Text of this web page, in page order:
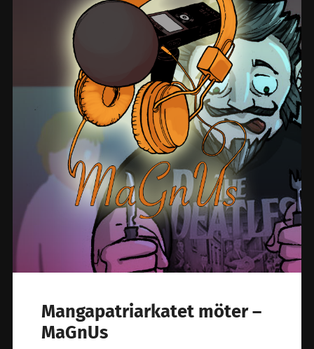
Mangapatriarkatet möter –
MaGnUs